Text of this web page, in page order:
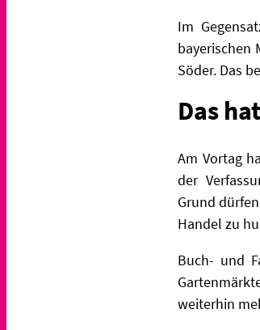
Im
bayerischen
Söder. Das
Das
Am Vortag
der
Grund
Handel zu
Buch- und
weiterhin